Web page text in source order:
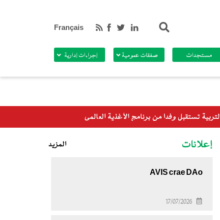
Français
مستجدات صفقات عمومية إجراءات إدارية
إعلانات
AVIS crae DAo
17/07/2026
المزيد